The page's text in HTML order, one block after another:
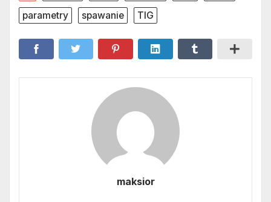
parametry
spawanie TIG
maksior